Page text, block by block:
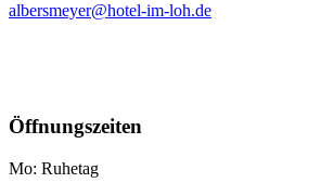
albersmeyer@hotel-im-loh.de
Öffnungszeiten
Mo: Ruhetag